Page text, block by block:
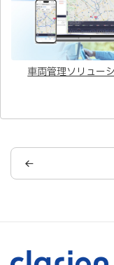
車両管理ソリュー